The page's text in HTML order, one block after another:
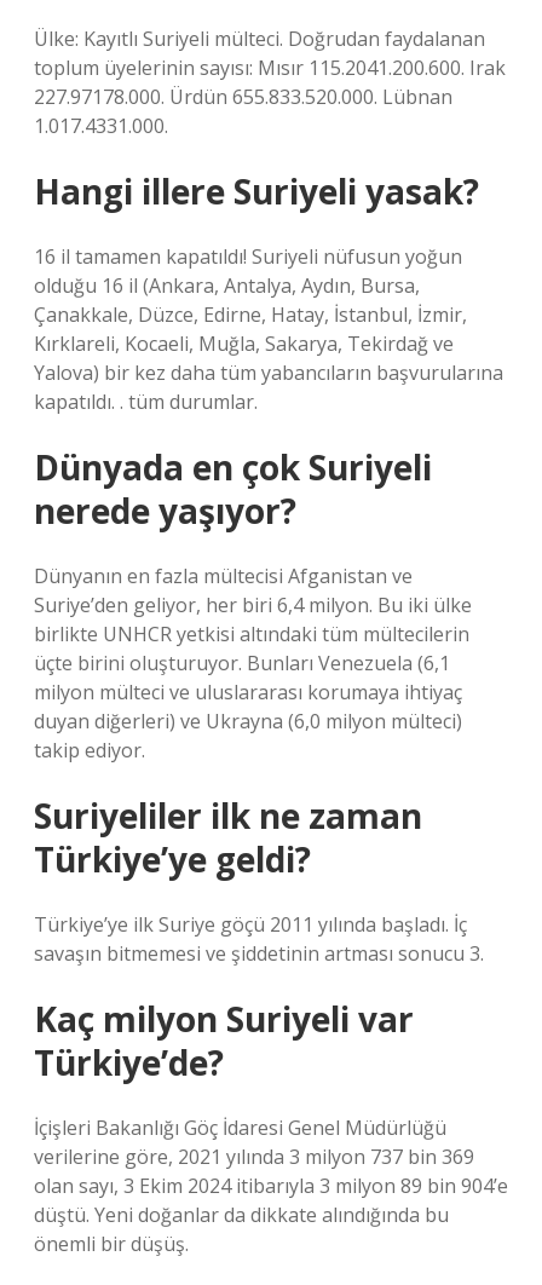
Ülke: Kayıtlı Suriyeli mülteci. Doğrudan faydalanan
toplum üyelerinin sayısı: Mısır 115.2041.200.600. Irak
227.97178.000. Ürdün 655.833.520.000. Lübnan
1.017.4331.000.
Hangi illere Suriyeli yasak?
16 il tamamen kapatıldı! Suriyeli nüfusun yoğun
olduğu 16 il (Ankara, Antalya, Aydın, Bursa,
Çanakkale, Düzce, Edirne, Hatay, İstanbul, İzmir,
Kırklareli, Kocaeli, Muğla, Sakarya, Tekirdağ ve
Yalova) bir kez daha tüm yabancıların başvurularına
kapatıldı. . tüm durumlar.
Dünyada en çok Suriyeli
nerede yaşıyor?
Dünyanın en fazla mültecisi Afganistan ve
Suriye’den geliyor, her biri 6,4 milyon. Bu iki ülke
birlikte UNHCR yetkisi altındaki tüm mültecilerin
üçte birini oluşturuyor. Bunları Venezuela (6,1
milyon mülteci ve uluslararası korumaya ihtiyaç
duyan diğerleri) ve Ukrayna (6,0 milyon mülteci)
takip ediyor.
Suriyeliler ilk ne zaman
Türkiye’ye geldi?
Türkiye’ye ilk Suriye göçü 2011 yılında başladı. İç
savaşın bitmemesi ve şiddetinin artması sonucu 3.
Kaç milyon Suriyeli var
Türkiye’de?
İçişleri Bakanlığı Göç İdaresi Genel Müdürlüğü
verilerine göre, 2021 yılında 3 milyon 737 bin 369
olan sayı, 3 Ekim 2024 itibarıyla 3 milyon 89 bin 904’e
düştü. Yeni doğanlar da dikkate alındığında bu
önemli bir düşüş.